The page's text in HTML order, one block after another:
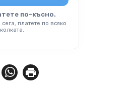
по-късно.
платете по всяко